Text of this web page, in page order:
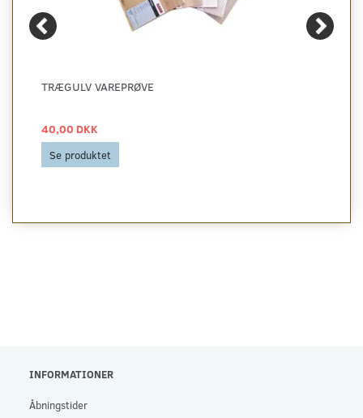
TRÆGULV VAREPRØVE
40,00 DKK
Se produktet
INFORMATIONER
Åbningstider